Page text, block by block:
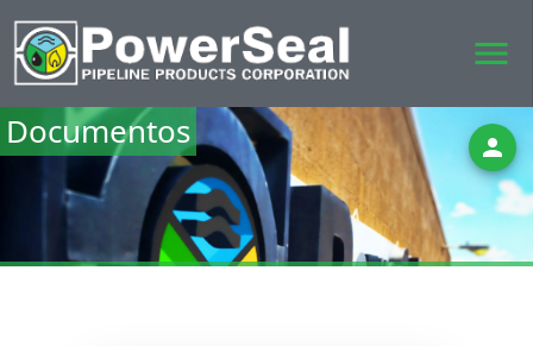
menu
person
Documentos